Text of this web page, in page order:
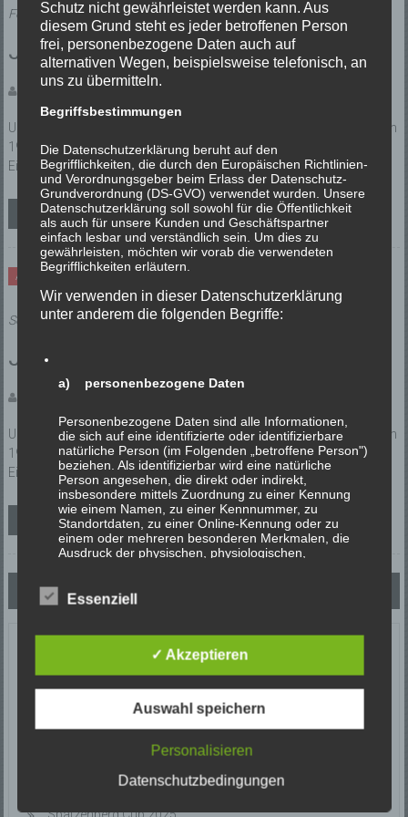
Februar 2022
Jahreshauptversammlung 2022
Unsere Jahreshauptversammlung findet am Montag, 28.03.2022 um
19:00 Uhr im Tura-Vereinsheim am Sportplatz Obernfeld statt.
Einladung und Tagesordnung als PDF Download
Weiterlesen
Allgemein
September 2021
Jahreshauptversammlung
Unsere Jahreshauptversammlung findet am Montag, 04.10.2021 um
19:00 Uhr im Tura-Vereinsheim am Sportplatz Obernfeld statt.
Einladung und Tagesordnung als PDF Download
Weiterlesen
Beitragsnavigation
Neueste Beiträge
Spatzenberg Cup 2026
Sichere dir jetzt dein Ticket!!
Spatzenberg Cup 2025
Spatzenberg Cup 2025
Schutz nicht gewährleistet werden kann. Aus
diesem Grund steht es jeder betroffenen Person
frei, personenbezogene Daten auch auf
alternativen Wegen, beispielsweise telefonisch, an
uns zu übermitteln.
Begriffsbestimmungen
Die Datenschutzerklärung beruht auf den
Begrifflichkeiten, die durch den Europäischen Richtlinien-
und Verordnungsgeber beim Erlass der Datenschutz-
Grundverordnung (DS-GVO) verwendet wurden. Unsere
Datenschutzerklärung soll sowohl für die Öffentlichkeit
als auch für unsere Kunden und Geschäftspartner
einfach lesbar und verständlich sein. Um dies zu
gewährleisten, möchten wir vorab die verwendeten
Begrifflichkeiten erläutern.
Wir verwenden in dieser Datenschutzerklärung
unter anderem die folgenden Begriffe:
a) personenbezogene Daten
Personenbezogene Daten sind alle Informationen,
die sich auf eine identifizierte oder identifizierbare
natürliche Person (im Folgenden „betroffene Person")
beziehen. Als identifizierbar wird eine natürliche
Person angesehen, die direkt oder indirekt,
insbesondere mittels Zuordnung zu einer Kennung
wie einem Namen, zu einer Kennnummer, zu
Standortdaten, zu einer Online-Kennung oder zu
einem oder mehreren besonderen Merkmalen, die
Ausdruck der physischen, physiologischen,
Person sind, identifiziert werden kann.
b) betroffene Person
Betroffene Person ist jede identifizierte oder
identifizierbare natürliche Person, deren
personenbezogene Daten von dem für die
Verarbeitung Verantwortlichen verarbeitet werden.
c) Verarbeitung
Essenziell
✓ Akzeptieren
Auswahl speichern
Personalisieren
Datenschutzbedingungen